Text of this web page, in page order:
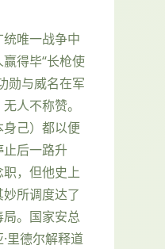
唯一战争中
得毕“长枪使
勋与威名在军
人不称赞。
己）都以便
后一路升
，但他史上
所调度达了
。国家安总
里德尔解释道